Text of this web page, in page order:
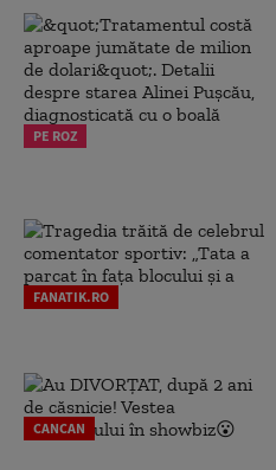
PE ROZ
FANATIK.RO
CANCAN